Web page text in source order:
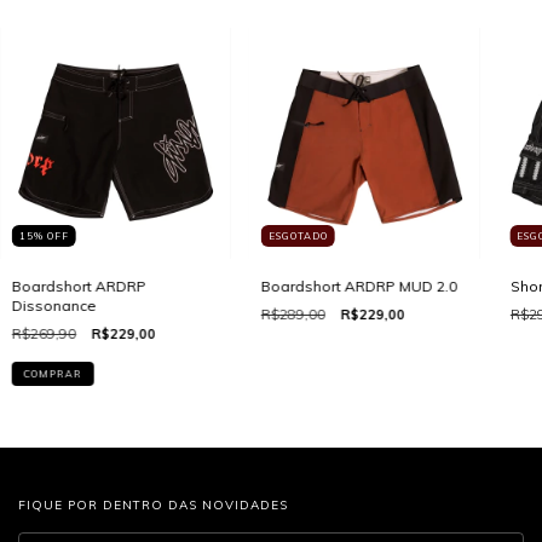
15% OFF
Boardshort ARDRP
Dissonance
R$269,90 R$229,00
COMPRAR
ESGOTADO
Boardshort ARDRP MUD 2.0
R$289,00 R$229,00
FIQUE POR DENTRO DAS NOVIDADES